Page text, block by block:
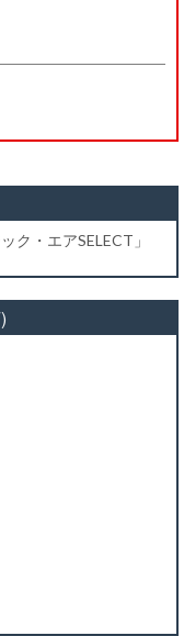
ク・エアSELECT」